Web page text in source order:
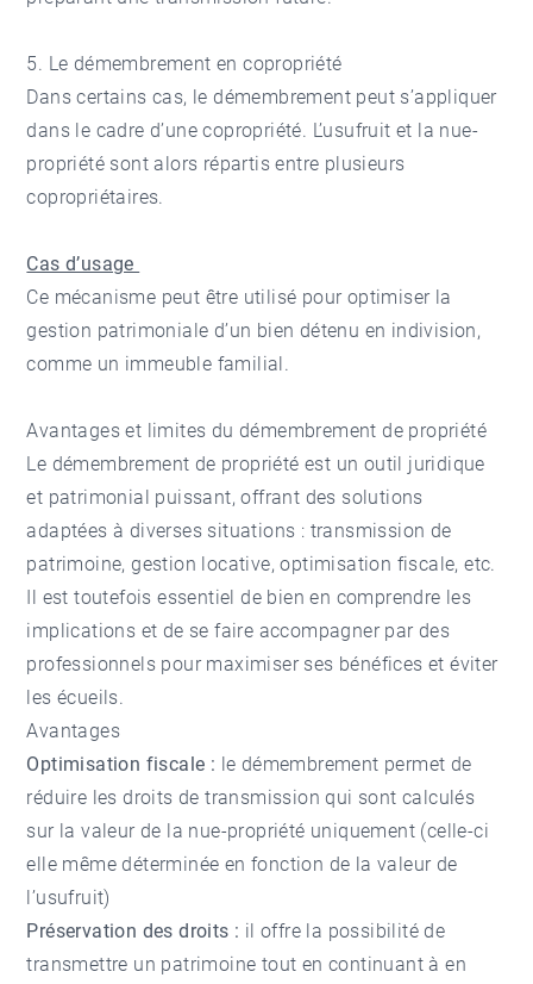
5. Le démembrement en copropriété
Dans certains cas, le démembrement peut s’appliquer
dans le cadre d’une copropriété. L’usufruit et la nue-
propriété sont alors répartis entre plusieurs
copropriétaires.
Cas d’usage
Ce mécanisme peut être utilisé pour optimiser la
gestion patrimoniale d’un bien détenu en indivision,
comme un immeuble familial.
Avantages et limites du démembrement de propriété
Le démembrement de propriété est un outil juridique
et patrimonial puissant, offrant des solutions
adaptées à diverses situations : transmission de
patrimoine, gestion locative, optimisation fiscale, etc.
Il est toutefois essentiel de bien en comprendre les
implications et de se faire accompagner par des
professionnels pour maximiser ses bénéfices et éviter
les écueils.
Avantages
Optimisation fiscale : le démembrement permet de
réduire les droits de transmission qui sont calculés
sur la valeur de la nue-propriété uniquement (celle-ci
elle même déterminée en fonction de la valeur de
l’usufruit)
Préservation des droits : il offre la possibilité de
transmettre un patrimoine tout en continuant à en